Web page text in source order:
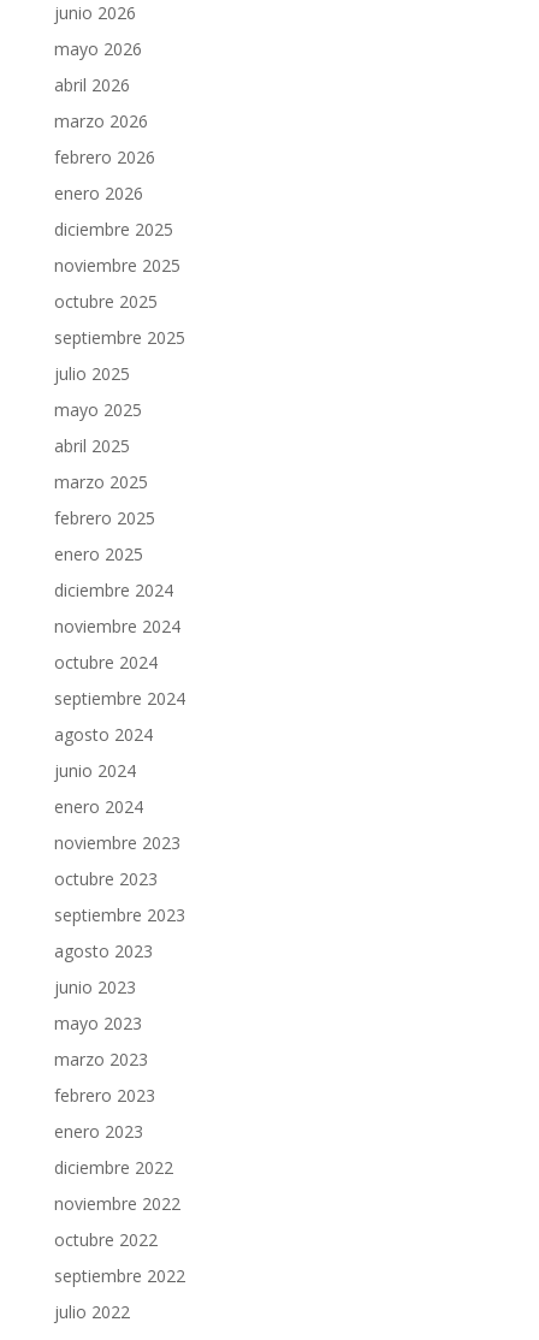
junio 2026
mayo 2026
abril 2026
marzo 2026
febrero 2026
enero 2026
diciembre 2025
noviembre 2025
octubre 2025
septiembre 2025
julio 2025
mayo 2025
abril 2025
marzo 2025
febrero 2025
enero 2025
diciembre 2024
noviembre 2024
octubre 2024
septiembre 2024
agosto 2024
junio 2024
enero 2024
noviembre 2023
octubre 2023
septiembre 2023
agosto 2023
junio 2023
mayo 2023
marzo 2023
febrero 2023
enero 2023
diciembre 2022
noviembre 2022
octubre 2022
septiembre 2022
julio 2022